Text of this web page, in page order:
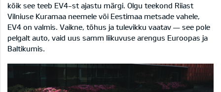
kõik see teeb EV4-st ajastu märgi. Olgu teekond Riiast
Vilniuse Kuramaa neemele või Eestimaa metsade vahele,
EV4 on valmis. Vaikne, tõhus ja tulevikku vaatav — see pole
pelgalt auto, vaid uus samm liikuvuse arengus Euroopas ja
Baltikumis.